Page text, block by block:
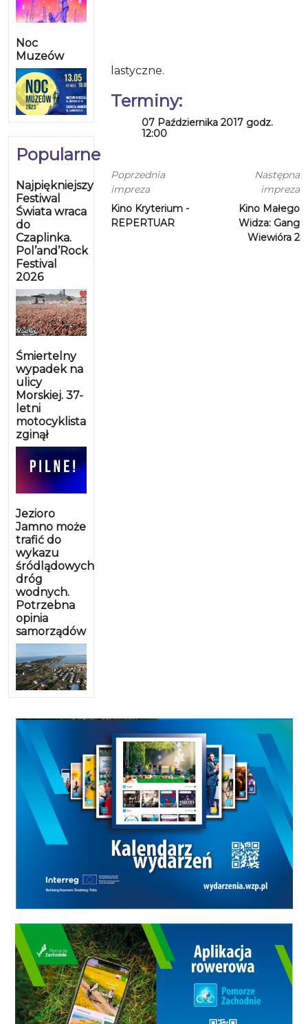
Noc
Muzeów
Popularne
Najpiękniejszy
Festiwal
Świata wraca
do
Czaplinka.
Pol’and’Rock
Festival
2026
Śmiertelny
wypadek na
ulicy
Morskiej. 37-
letni
motocyklista
zginął
Jezioro
Jamno może
trafić do
wykazu
śródlądowych
dróg
wodnych.
Potrzebna
opinia
samorządów
lastyczne.
Terminy:
07 Października 2017 godz.
12:00
Poprzednia
impreza
Kino Kryterium -
REPERTUAR
Następna
impreza
Kino Małego
Widza: Gang
Wiewióra 2